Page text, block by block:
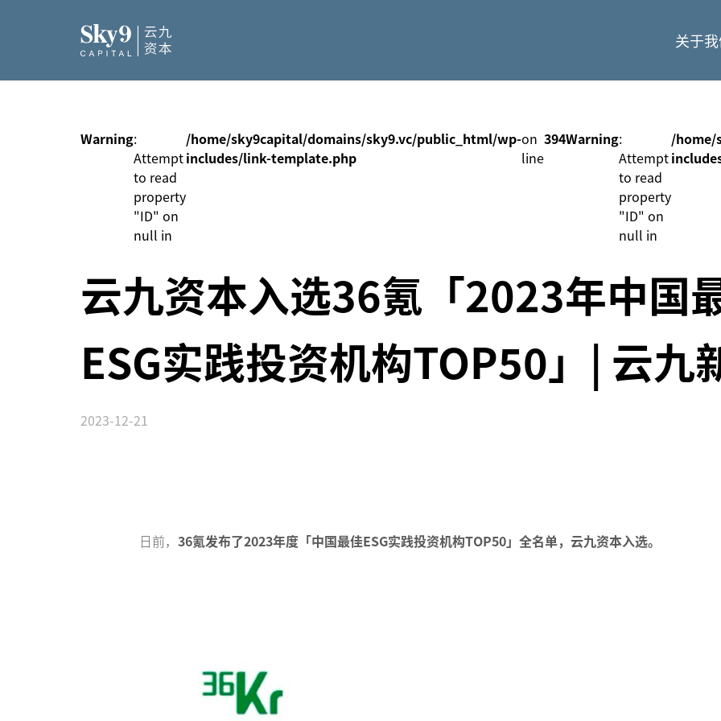
关于
Warning:
Attempt
to read
property
"ID" on
null in
/home/sky9capital/domains/sky9.vc/public_html/wp-
includes/link-template.php
on
line
394Warning:
Attempt
to read
property
"ID" on
null in
/home/
云九资本入选36氪「2023年中国
ESG实践投资机构TOP50」| 云九
2023-12-21
日前， 36氪发布了2023年度「中国最佳ESG实践投资机构TOP50」全名单，云九资本入选。